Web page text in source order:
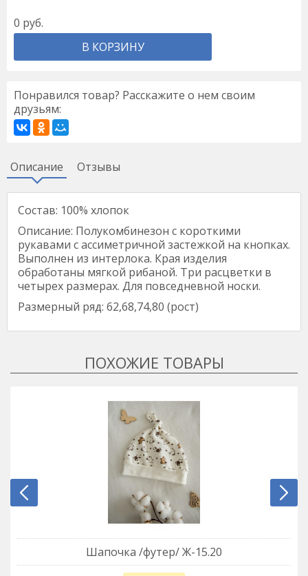
0 руб.
В КОРЗИНУ
Понравился товар? Расскажите о нем своим
друзьям:
Описание Отзывы
Состав: 100% хлопок
Описание: Полукомбинезон с короткими
рукавами с ассиметричной застежкой на кнопках.
Выполнен из интерлока. Края изделия
обработаны мягкой рибаной. Три расцветки в
четырех размерах. Для повседневной носки.
Размерный ряд: 62,68,74,80 (рост)
Шапочка /футер/ Ж-15.20